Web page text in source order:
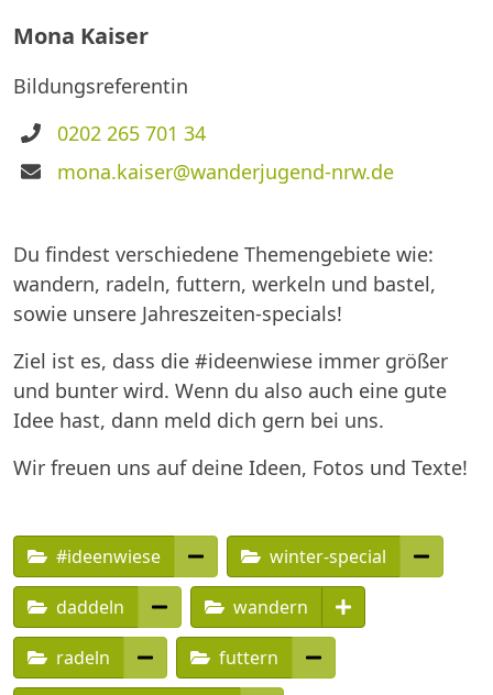
Mona Kaiser
Bildungsreferentin
Telefon
0202 265 701 34
E-
mona.kaiser@wanderjugend-nrw.de
Du findest verschiedene Themengebiete wie:
wandern, radeln, futtern, werkeln und bastel,
sowie unsere Jahreszeiten-specials!
Ziel ist es, dass die #ideenwiese immer größer
und bunter wird. Wenn du also auch eine gute
Idee hast, dann meld dich gern bei uns.
Wir freuen uns auf deine Ideen, Fotos und Texte!
#ideenwiese winter-special
daddeln wandern
radeln futtern